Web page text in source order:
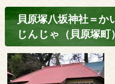
貝原塚八坂神社＝か
じんじゃ（貝原塚町）